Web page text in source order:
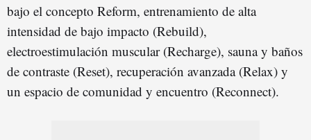
bajo el concepto Reform, entrenamiento de alta
intensidad de bajo impacto (Rebuild),
electroestimulación muscular (Recharge), sauna y baños
de contraste (Reset), recuperación avanzada (Relax) y
un espacio de comunidad y encuentro (Reconnect).